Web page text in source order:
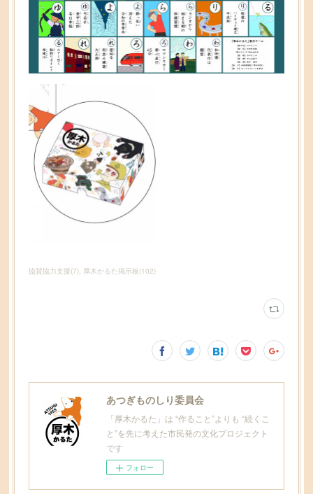
協賛協力支援(7) 厚木かるた掲示板(102)
あつぎものしり委員会
「厚木かるた」は “作ること”よりも “続くこ
と”を先に考えた市民発の文化プロジェクト
です
フォロー